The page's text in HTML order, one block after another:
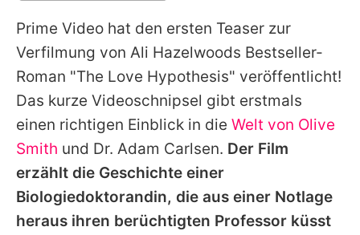
Alle Themen auf Promiflash
Jobs
App runterladen
Team
Redaktionelle Richtlinien
Impressum
Prime Video hat den ersten Teaser zur
Verfilmung von Ali Hazelwoods Bestseller-
Roman "The Love Hypothesis" veröffentlicht!
Das kurze Videoschnipsel gibt erstmals
einen richtigen Einblick in die Welt von Olive
Smith und Dr. Adam Carlsen. Der Film
erzählt die Geschichte einer
Biologiedoktorandin, die aus einer Notlage
heraus ihren berüchtigten Professor küsst